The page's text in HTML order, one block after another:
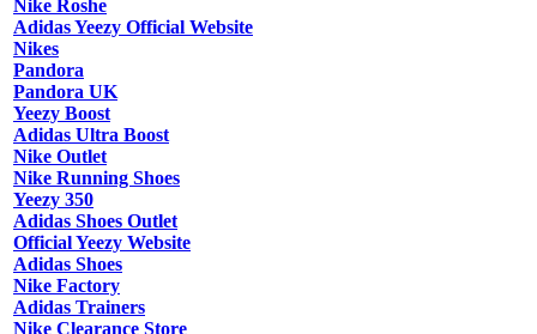
Nike Roshe
Adidas Yeezy Official Website
Nikes
Pandora
Pandora UK
Yeezy Boost
Adidas Ultra Boost
Nike Outlet
Nike Running Shoes
Yeezy 350
Adidas Shoes Outlet
Official Yeezy Website
Adidas Shoes
Nike Factory
Adidas Trainers
Nike Clearance Store